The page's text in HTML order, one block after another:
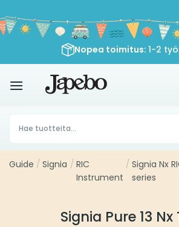
sisältöön
Nopea toimitus: 1-2
€ 35
Products
search
Guide / Signia / RIC
Instrument
/ Signia Nx
series
Signia Pure 13 Nx